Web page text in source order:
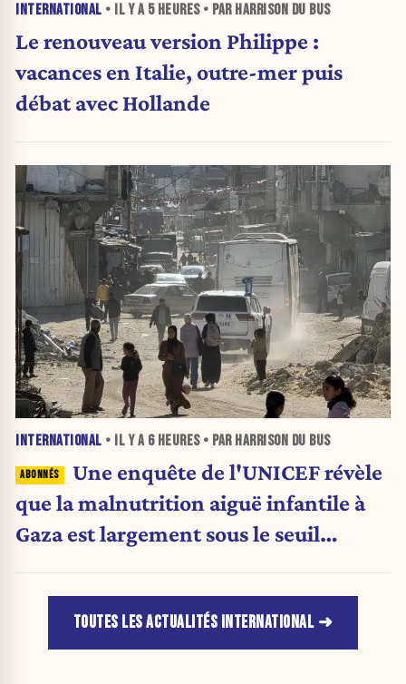
INTERNATIONAL • IL Y A 5 HEURES• PAR HARRISON DU BUS
Le renouveau version Philippe :
vacances en Italie, outre-mer puis
débat avec Hollande
INTERNATIONAL • IL Y A 6 HEURES• PAR HARRISON DU BUS
Une enquête de l'UNICEF révèle
que la malnutrition aiguë infantile à
Gaza est largement sous le seuil
TOUTES LES ACTUALITÉS INTERNATIONAL